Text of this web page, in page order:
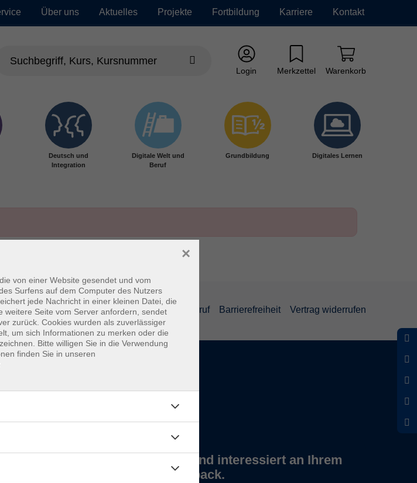
Über uns Aktuelles Projekte Fortbildung Karriere Kontakt
Login Merkzettel Warenkorb
Deutsch und
Integration
Digitale Welt und
Beruf
Grundbildung Digitales Lernen
Datenschutzerklärung AGB und Widerruf Barrierefreiheit Vertrag widerrufen
Wir sind interessiert an Ihrem
Feedback.
von einer Website gesendet und vom
Surfens auf dem Computer des Nutzers
jede Nachricht in einer kleinen Datei, die
weitere Seite vom Server anfordern, sendet
zurück. Cookies wurden als zuverlässiger
um sich Informationen zu merken oder die
Bitte willigen Sie in die Verwendung
finden Sie in unseren
×